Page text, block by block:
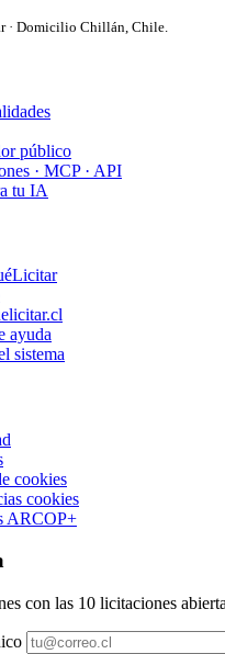
· Domicilio Chillán, Chile.
público
· MCP · API
tu IA
ayuda
sistema
cookies
cookies
ARCOP+
con las 10 licitaciones